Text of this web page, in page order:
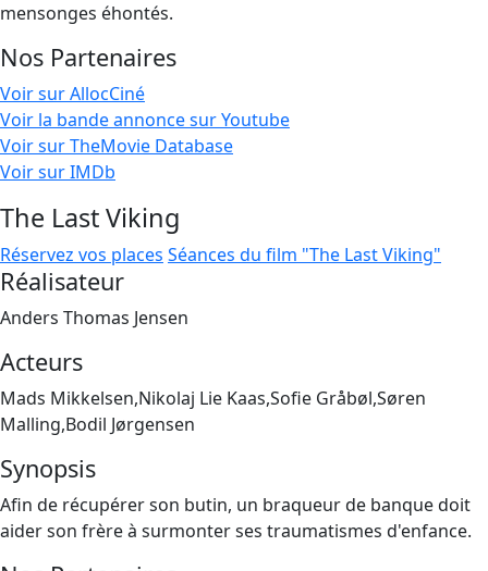
mensonges éhontés.
Nos Partenaires
Voir sur AllocCiné
Voir la bande annonce sur Youtube
Voir sur TheMovie Database
Voir sur IMDb
The Last Viking
Réservez vos places Séances du film "The Last Viking"
Réalisateur
Anders Thomas Jensen
Acteurs
Mads Mikkelsen,Nikolaj Lie Kaas,Sofie Gråbøl,Søren
Malling,Bodil Jørgensen
Synopsis
Afin de récupérer son butin, un braqueur de banque doit
aider son frère à surmonter ses traumatismes d'enfance.